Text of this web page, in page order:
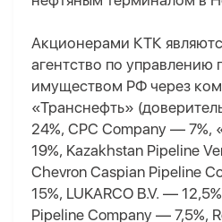
Акционерами КТК
агентство по управлению
имуществом РФ через
«Транснефть»
24%, CPC Company —
19%, Kazakhstan Pipeline
Chevron Caspian Pipeline
15%, LUKARCO B.V. —
Pipeline Company — 7,5%,